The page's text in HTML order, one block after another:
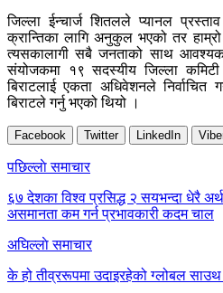
जिल्ला ईन्चार्ज शितलले प्यानल
क्रान्तिका लागि अनुकुल भएको तर
त्यसकालागी सबै जनताको साथ आवश्यक
संयोजकमा १९ सदस्यीय जिल्ला
बिराटलाई एकता अधिवेशनले
बिराटले गर्नु भएको थियो ।
Facebook Twitter LinkedIn
Post
navigation
पछिल्लाे समाचार
६७ देशका विश्व प्रसिद्ध २ सयभन्दा धेरै
असमानता कम गर्न प्रभावकारी कदम चाल
अघिल्लाे समाचार
के हो तीव्ररूपमा उदाइरहेको ग्लोबल